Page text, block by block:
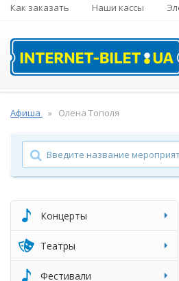
Как заказать Наши кассы
Афиша Олена Тополя
Концерты
Театры
Фестивали